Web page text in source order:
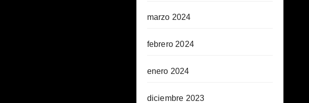
marzo 2024
febrero 2024
enero 2024
diciembre 2023